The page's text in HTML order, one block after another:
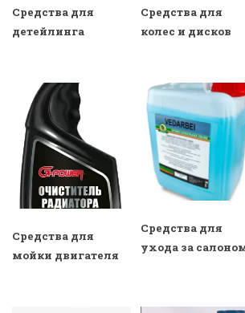
Средства для
детейлинга
Средства для
колес и дисков
Средства для
мойки двигателя
Средства для
ухода за